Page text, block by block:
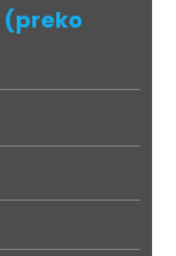
(preko